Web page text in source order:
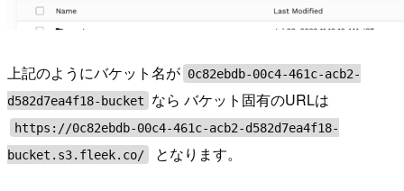
上記のようにバケット名が 0c82ebdb-00c4-461c-acb2-
d582d7ea4f18-bucket
なら バケット固有のURLは
https://0c82ebdb-00c4-461c-acb2-d582d7ea4f18-
bucket.s3.fleek.co/
となります。